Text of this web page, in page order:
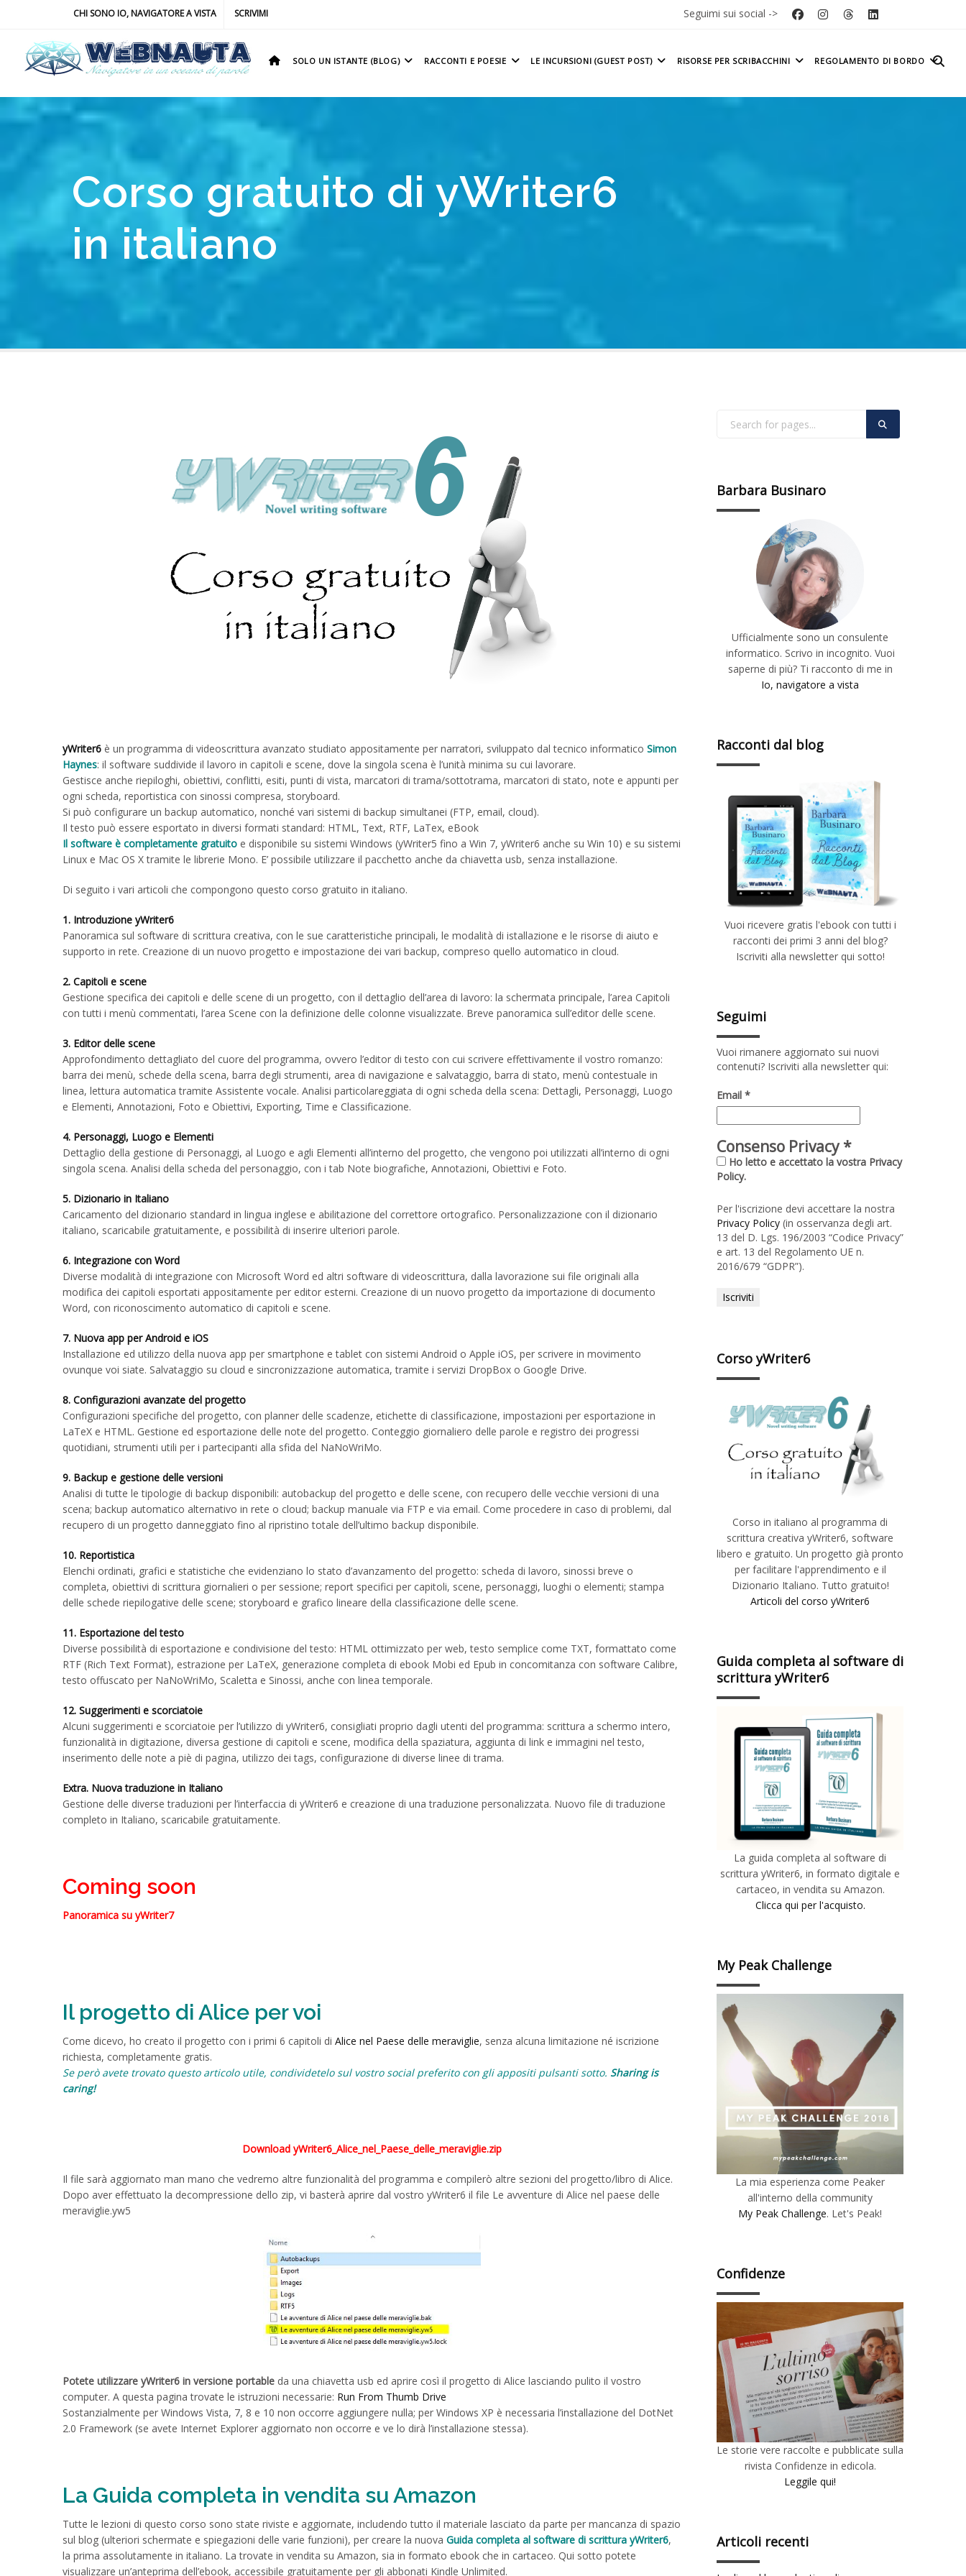
CHI SONO IO, NAVIGATORE A VISTA SCRIVIMI Seguimi sui social ->
SOLO UN ISTANTE (BLOG) RACCONTI E POESIE LE INCURSIONI (GUEST POST) RISORSE PER SCRIBACCHINI REGOLAMENTO DI BORDO
Corso gratuito di yWriter6
in italiano
yWriter6 è un programma di videoscrittura avanzato studiato appositamente per narratori, sviluppato dal tecnico informatico Simon
Haynes: il software suddivide il lavoro in capitoli e scene, dove la singola scena è l’unità minima su cui lavorare.
Gestisce anche riepiloghi, obiettivi, conflitti, esiti, punti di vista, marcatori di trama/sottotrama, marcatori di stato, note e appunti per
ogni scheda, reportistica con sinossi compresa, storyboard.
Si può configurare un backup automatico, nonché vari sistemi di backup simultanei (FTP, email, cloud).
Il testo può essere esportato in diversi formati standard: HTML, Text, RTF, LaTex, eBook
Il software è completamente gratuito e disponibile su sistemi Windows (yWriter5 fino a Win 7, yWriter6 anche su Win 10) e su sistemi
Linux e Mac OS X tramite le librerie Mono. E’ possibile utilizzare il pacchetto anche da chiavetta usb, senza installazione.
Di seguito i vari articoli che compongono questo corso gratuito in italiano.
1. Introduzione yWriter6
Panoramica sul software di scrittura creativa, con le sue caratteristiche principali, le modalità di istallazione e le risorse di aiuto e
supporto in rete. Creazione di un nuovo progetto e impostazione dei vari backup, compreso quello automatico in cloud.
2. Capitoli e scene
Gestione specifica dei capitoli e delle scene di un progetto, con il dettaglio dell’area di lavoro: la schermata principale, l’area Capitoli
con tutti i menù commentati, l’area Scene con la definizione delle colonne visualizzate. Breve panoramica sull’editor delle scene.
3. Editor delle scene
Approfondimento dettagliato del cuore del programma, ovvero l’editor di testo con cui scrivere effettivamente il vostro romanzo:
barra dei menù, schede della scena, barra degli strumenti, area di navigazione e salvataggio, barra di stato, menù contestuale in
linea, lettura automatica tramite Assistente vocale. Analisi particolareggiata di ogni scheda della scena: Dettagli, Personaggi, Luogo
e Elementi, Annotazioni, Foto e Obiettivi, Exporting, Time e Classificazione.
4. Personaggi, Luogo e Elementi
Dettaglio della gestione di Personaggi, al Luogo e agli Elementi all’interno del progetto, che vengono poi utilizzati all’interno di ogni
singola scena. Analisi della scheda del personaggio, con i tab Note biografiche, Annotazioni, Obiettivi e Foto.
5. Dizionario in Italiano
Caricamento del dizionario standard in lingua inglese e abilitazione del correttore ortografico. Personalizzazione con il dizionario
italiano, scaricabile gratuitamente, e possibilità di inserire ulteriori parole.
6. Integrazione con Word
Diverse modalità di integrazione con Microsoft Word ed altri software di videoscrittura, dalla lavorazione sui file originali alla
modifica dei capitoli esportati appositamente per editor esterni. Creazione di un nuovo progetto da importazione di documento
Word, con riconoscimento automatico di capitoli e scene.
7. Nuova app per Android e iOS
Installazione ed utilizzo della nuova app per smartphone e tablet con sistemi Android o Apple iOS, per scrivere in movimento
ovunque voi siate. Salvataggio su cloud e sincronizzazione automatica, tramite i servizi DropBox o Google Drive.
8. Configurazioni avanzate del progetto
Configurazioni specifiche del progetto, con planner delle scadenze, etichette di classificazione, impostazioni per esportazione in
LaTeX e HTML. Gestione ed esportazione delle note del progetto. Conteggio giornaliero delle parole e registro dei progressi
quotidiani, strumenti utili per i partecipanti alla sfida del NaNoWriMo.
9. Backup e gestione delle versioni
Analisi di tutte le tipologie di backup disponibili: autobackup del progetto e delle scene, con recupero delle vecchie versioni di una
scena; backup automatico alternativo in rete o cloud; backup manuale via FTP e via email. Come procedere in caso di problemi, dal
recupero di un progetto danneggiato fino al ripristino totale dell’ultimo backup disponibile.
10. Reportistica
Elenchi ordinati, grafici e statistiche che evidenziano lo stato d’avanzamento del progetto: scheda di lavoro, sinossi breve o
completa, obiettivi di scrittura giornalieri o per sessione; report specifici per capitoli, scene, personaggi, luoghi o elementi; stampa
delle schede riepilogative delle scene; storyboard e grafico lineare della classificazione delle scene.
11. Esportazione del testo
Diverse possibilità di esportazione e condivisione del testo: HTML ottimizzato per web, testo semplice come TXT, formattato come
RTF (Rich Text Format), estrazione per LaTeX, generazione completa di ebook Mobi ed Epub in concomitanza con software Calibre,
testo offuscato per NaNoWriMo, Scaletta e Sinossi, anche con linea temporale.
12. Suggerimenti e scorciatoie
Alcuni suggerimenti e scorciatoie per l’utilizzo di yWriter6, consigliati proprio dagli utenti del programma: scrittura a schermo intero,
funzionalità in digitazione, diversa gestione di capitoli e scene, modifica della spaziatura, aggiunta di link e immagini nel testo,
inserimento delle note a piè di pagina, utilizzo dei tags, configurazione di diverse linee di trama.
Extra. Nuova traduzione in Italiano
Gestione delle diverse traduzioni per l’interfaccia di yWriter6 e creazione di una traduzione personalizzata. Nuovo file di traduzione
completo in Italiano, scaricabile gratuitamente.
Coming soon
Panoramica su yWriter7
Il progetto di Alice per voi
Come dicevo, ho creato il progetto con i primi 6 capitoli di Alice nel Paese delle meraviglie, senza alcuna limitazione né iscrizione
richiesta, completamente gratis.
Se però avete trovato questo articolo utile, condividetelo sul vostro social preferito con gli appositi pulsanti sotto. Sharing is
caring!
Download yWriter6_Alice_nel_Paese_delle_meraviglie.zip
Il file sarà aggiornato man mano che vedremo altre funzionalità del programma e compilerò altre sezioni del progetto/libro di Alice.
Dopo aver effettuato la decompressione dello zip, vi basterà aprire dal vostro yWriter6 il file Le avventure di Alice nel paese delle
meraviglie.yw5
Potete utilizzare yWriter6 in versione portable da una chiavetta usb ed aprire così il progetto di Alice lasciando pulito il vostro
computer. A questa pagina trovate le istruzioni necessarie: Run From Thumb Drive
Sostanzialmente per Windows Vista, 7, 8 e 10 non occorre aggiungere nulla; per Windows XP è necessaria l’installazione del DotNet
2.0 Framework (se avete Internet Explorer aggiornato non occorre e ve lo dirà l’installazione stessa).
La Guida completa in vendita su Amazon
Tutte le lezioni di questo corso sono state riviste e aggiornate, includendo tutto il materiale lasciato da parte per mancanza di spazio
sul blog (ulteriori schermate e spiegazioni delle varie funzioni), per creare la nuova Guida completa al software di scrittura yWriter6,
la prima assolutamente in italiano. La trovate in vendita su Amazon, sia in formato ebook che in cartaceo. Qui sotto potete
visualizzare un’anteprima dell’ebook, accessibile gratuitamente per gli abbonati Kindle Unlimited.
Barbara Businaro
Ufficialmente sono un consulente
informatico. Scrivo in incognito. Vuoi
saperne di più? Ti racconto di me in
Io, navigatore a vista
Racconti dal blog
Vuoi ricevere gratis l'ebook con tutti i
racconti dei primi 3 anni del blog?
Iscriviti alla newsletter qui sotto!
Seguimi
Vuoi rimanere aggiornato sui nuovi
contenuti? Iscriviti alla newsletter qui:
Email *
Consenso Privacy*
Ho letto e accettato la vostra Privacy
Policy.
Per l'iscrizione devi accettare la nostra
Privacy Policy (in osservanza degli art.
13 del D. Lgs. 196/2003 “Codice Privacy”
e art. 13 del Regolamento UE n.
2016/679 “GDPR”).
Corso yWriter6
Corso in italiano al programma di
scrittura creativa yWriter6, software
libero e gratuito. Un progetto già pronto
per facilitare l'apprendimento e il
Dizionario Italiano. Tutto gratuito!
Articoli del corso yWriter6
Guida completa al software di
scrittura yWriter6
La guida completa al software di
scrittura yWriter6, in formato digitale e
cartaceo, in vendita su Amazon.
Clicca qui per l'acquisto.
My Peak Challenge
La mia esperienza come Peaker
all'interno della community
My Peak Challenge. Let's Peak!
Confidenze
Le storie vere raccolte e pubblicate sulla
rivista Confidenze in edicola.
Leggile qui!
Articoli recenti